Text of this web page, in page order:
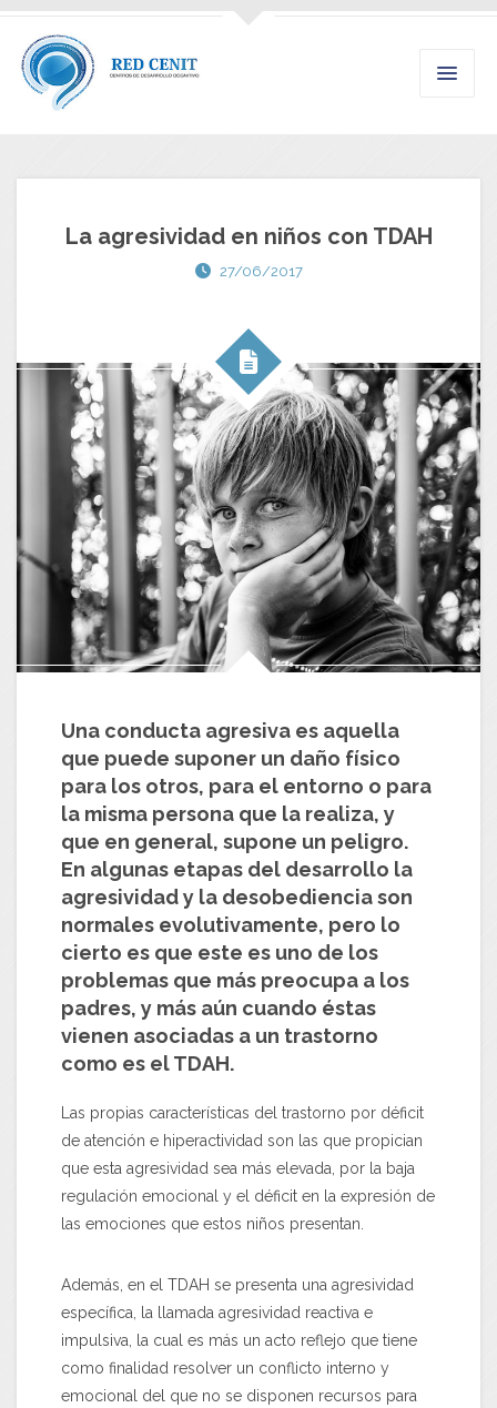
La agresividad en niños con TDAH
27/06/2017
Una conducta agresiva es aquella
que puede suponer un daño físico
para los otros, para el entorno o para
la misma persona que la realiza, y
que en general, supone un peligro.
En algunas etapas del desarrollo la
agresividad y la desobediencia son
normales evolutivamente, pero lo
cierto es que este es uno de los
problemas que más preocupa a los
padres, y más aún cuando éstas
vienen asociadas a un trastorno
como es el TDAH.
Las propias características del trastorno por déficit
de atención e hiperactividad son las que propician
que esta agresividad sea más elevada, por la baja
regulación emocional y el déficit en la expresión de
las emociones que estos niños presentan.
Además, en el TDAH se presenta una agresividad
específica, la llamada agresividad reactiva e
impulsiva, la cual es más un acto reflejo que tiene
como finalidad resolver un conflicto interno y
emocional del que no se disponen recursos para